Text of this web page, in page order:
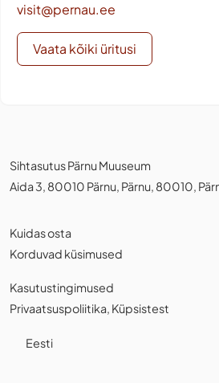
visit@pernau.ee
Vaata kõiki üritusi
Sihtasutus Pärnu Muuseum
Aida 3, 80010 Pärnu, Pärnu, 80010,
Kuidas osta
Korduvad küsimused
Kasutustingimused
Privaatsuspoliitika, Küpsistest
Eesti